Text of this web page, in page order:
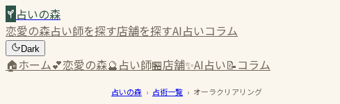
占いの森
恋愛の森占い師を探す店舗を探すAI占いコラム
Dark
🏠ホーム💕恋愛の森🔮占い師🏪店舗✨AI占い📝コラム
占いの森 › 占術一覧 › オーラクリアリング